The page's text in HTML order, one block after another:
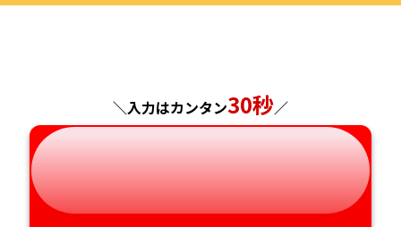
岐阜県
静岡県
奈良県
和歌山県
徳島県
大分県
＼入力はカンタン30秒／